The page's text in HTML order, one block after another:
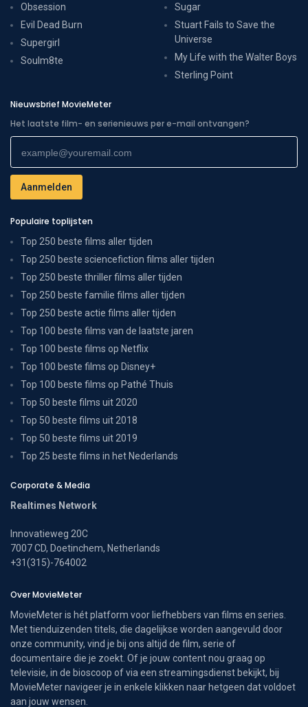
Obsession
Evil Dead Burn
Supergirl
Soulm8te
Sugar
Stuart Fails to Save the
Universe
My Life with the Walter Boys
Sterling Point
Nieuwsbrief MovieMeter
Het laatste film- en serienieuws per e-mail ontvangen?
Populaire toplijsten
Top 250 beste films aller tijden
Top 250 beste sciencefiction films aller tijden
Top 250 beste thriller films aller tijden
Top 250 beste familie films aller tijden
Top 250 beste actie films aller tijden
Top 100 beste films van de laatste jaren
Top 100 beste films op Netflix
Top 100 beste films op Disney+
Top 100 beste films op Pathé Thuis
Top 50 beste films uit 2020
Top 50 beste films uit 2018
Top 50 beste films uit 2019
Top 25 beste films in het Nederlands
Corporate & Media
Realtimes Network
Innovatieweg 20C
7007 CD, Doetinchem, Netherlands
+31(315)-764002
Over MovieMeter
MovieMeter is hét platform voor liefhebbers van films en series.
Met tienduizenden titels, die dagelijkse worden aangevuld door
onze community, vind je bij ons altijd de film, serie of
documentaire die je zoekt. Of je jouw content nou graag op
televisie, in de bioscoop of via een streamingsdienst bekijkt, bij
MovieMeter navigeer je in enkele klikken naar hetgeen dat voldoet
aan jouw wensen.